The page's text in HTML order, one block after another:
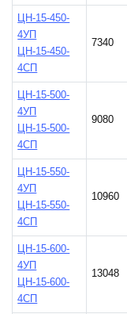
ЦН-15-450-
4УП
ЦН-15-450-
4СП
7340
ЦН-15-500-
4УП
ЦН-15-500-
4СП
9080
ЦН-15-550-
4УП
ЦН-15-550-
4СП
10960
ЦН-15-600-
4УП
ЦН-15-600-
4СП
13048